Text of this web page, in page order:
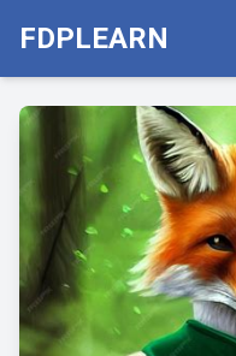
FDPLEARN